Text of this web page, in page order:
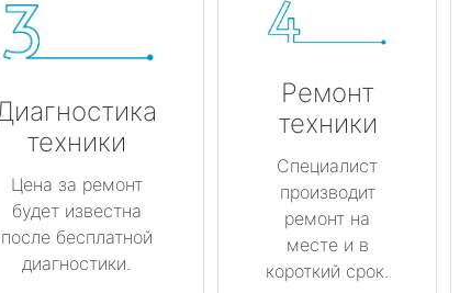
техники
Цена за ремонт
будет известна
после бесплатной
диагностики.
Ремонт
техники
Специалист
производит
ремонт на
месте и в
короткий срок.